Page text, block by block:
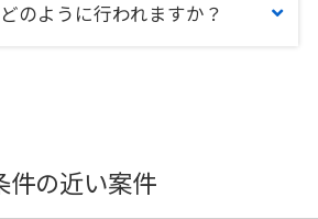
のように行われますか？
件の近い案件